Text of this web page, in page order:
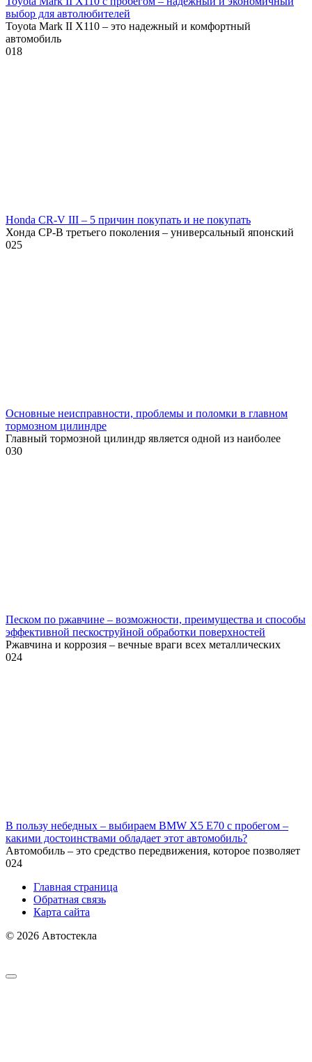
выбор для автолюбителей
Toyota Mark II X110 – это надежный и комфортный
автомобиль
018
Honda CR-V III – 5 причин покупать и не покупать
Хонда СР-В третьего поколения – универсальный японский
025
Основные неисправности, проблемы и поломки в главном
тормозном цилиндре
Главный тормозной цилиндр является одной из наиболее
030
Песком по ржавчине – возможности, преимущества и способы
эффективной пескоструйной обработки поверхностей
Ржавчина и коррозия – вечные враги всех металлических
024
В пользу небедных – выбираем BMW X5 E70 с пробегом –
какими достоинствами обладает этот автомобиль?
Автомобиль – это средство передвижения, которое позволяет
024
Главная страница
Обратная связь
Карта сайта
© 2026 Автостекла